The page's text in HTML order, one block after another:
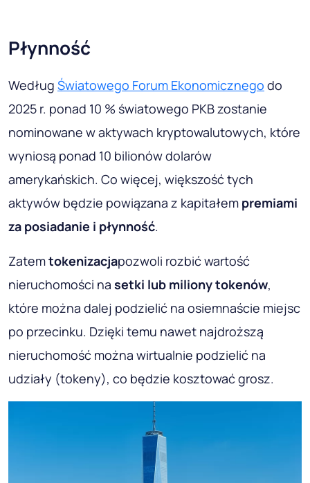
Płynność
Według Światowego Forum Ekonomicznego do
2025 r. ponad 10 % światowego PKB zostanie
nominowane w aktywach kryptowalutowych, które
wyniosą ponad 10 bilionów dolarów
amerykańskich. Co więcej, większość tych
aktywów będzie powiązana z kapitałem premiami
za posiadanie i płynność.
Zatemtokenizacjapozwoli rozbić wartość
nieruchomości na setki lub miliony tokenów,
które można dalej podzielić na osiemnaście miejsc
po przecinku. Dzięki temu nawet najdroższą
nieruchomość można wirtualnie podzielić na
udziały (tokeny), co będzie kosztować grosz.